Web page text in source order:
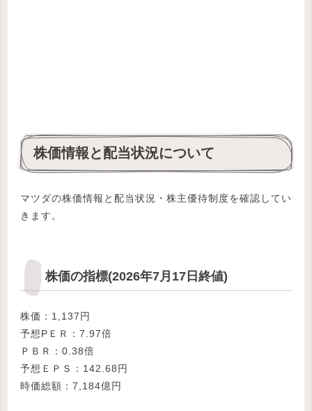
株価情報と配当状況について
マツダの株価情報と配当状況・株主優待制度を確認してい
きます。
株価の指標(2026年7月17日終値)
株価：1,137円
予想PＥＲ：7.97倍
ＰＢＲ：0.38倍
予想ＥＰＳ：142.68円
時価総額：7,184億円